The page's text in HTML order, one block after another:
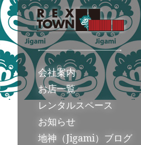
会社案内
お店一覧
レンタルスペース
お知らせ
地神（Jigami）ブログ